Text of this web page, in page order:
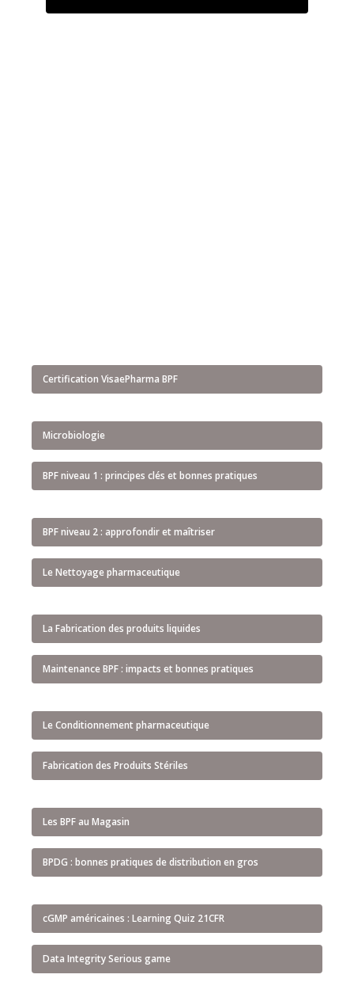
Certification VisaePharma BPF
Microbiologie
BPF niveau 1 : principes clés et bonnes pratiques
BPF niveau 2 : approfondir et maîtriser
Le Nettoyage pharmaceutique
La Fabrication des produits liquides
Maintenance BPF : impacts et bonnes pratiques
Le Conditionnement pharmaceutique
Fabrication des Produits Stériles
Les BPF au Magasin
BPDG : bonnes pratiques de distribution en gros
cGMP américaines : Learning Quiz 21CFR
Data Integrity Serious game